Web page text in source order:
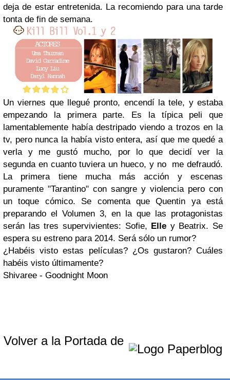
deja de estar entretenida. La recomiendo para una tarde
tonta de fin de semana.
Un viernes que llegué pronto, encendí la tele, y estaba
empezando la primera parte. Es la típica peli que
lamentablemente había destripado viendo a trozos en la
tv, pero nunca la había visto entera, así que me quedé a
verla y me gustó mucho, por lo que decidí ver la
segunda en cuanto tuviera un hueco, y no me defraudó.
La primera tiene mucha más acción y escenas
puramente "Tarantino" con sangre y violencia pero con
un toque cómico. Se comenta que Quentin ya está
preparando el Volumen 3, en la que las protagonistas
serán las tres supervivientes: Sofie, Elle y Beatrix. Se
espera su estreno para 2014. Será sólo un rumor?
¿Habéis visto estas películas? ¿Os gustaron? Cuáles
habéis visto últimamente?
Shivaree - Goodnight Moon
Volver a la Portada de